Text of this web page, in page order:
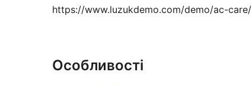
https://www.luzukdemo.com/demo/ac-care/
Особливості